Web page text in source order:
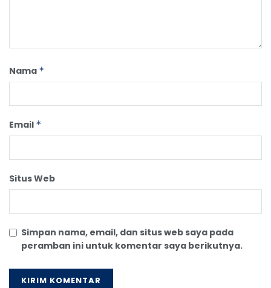
Nama *
Email *
Situs Web
Simpan nama, email, dan situs web saya pada
peramban ini untuk komentar saya berikutnya.